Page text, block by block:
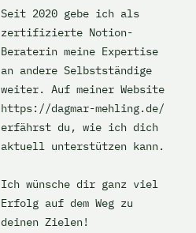
Seit 2020 gebe ich als
zertifizierte Notion-
Beraterin meine Expertise
an andere Selbstständige
weiter. Auf meiner Website
https://dagmar-mehling.de/
erfährst du, wie ich dich
aktuell unterstützen kann.
Ich wünsche dir ganz viel
Erfolg auf dem Weg zu
deinen Zielen!